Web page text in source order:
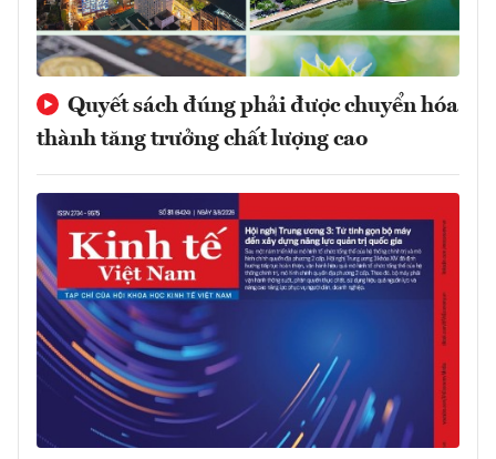
Quyết sách đúng phải được chuyển hóa
thành tăng trưởng chất lượng cao